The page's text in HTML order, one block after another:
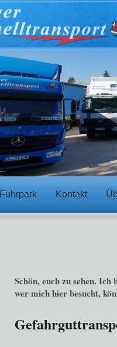
Fuhrpark Kontakt
Schön, euch zu sehen. Ich
wer mich hier besucht,